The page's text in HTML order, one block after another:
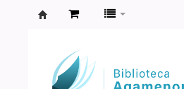
Agamenon
Magalhães